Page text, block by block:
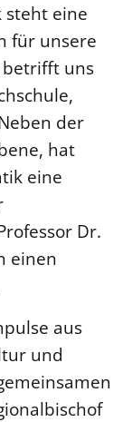
steht eine
für unsere
betrifft uns
der
hat
eine
Dr.
einen
aus
und